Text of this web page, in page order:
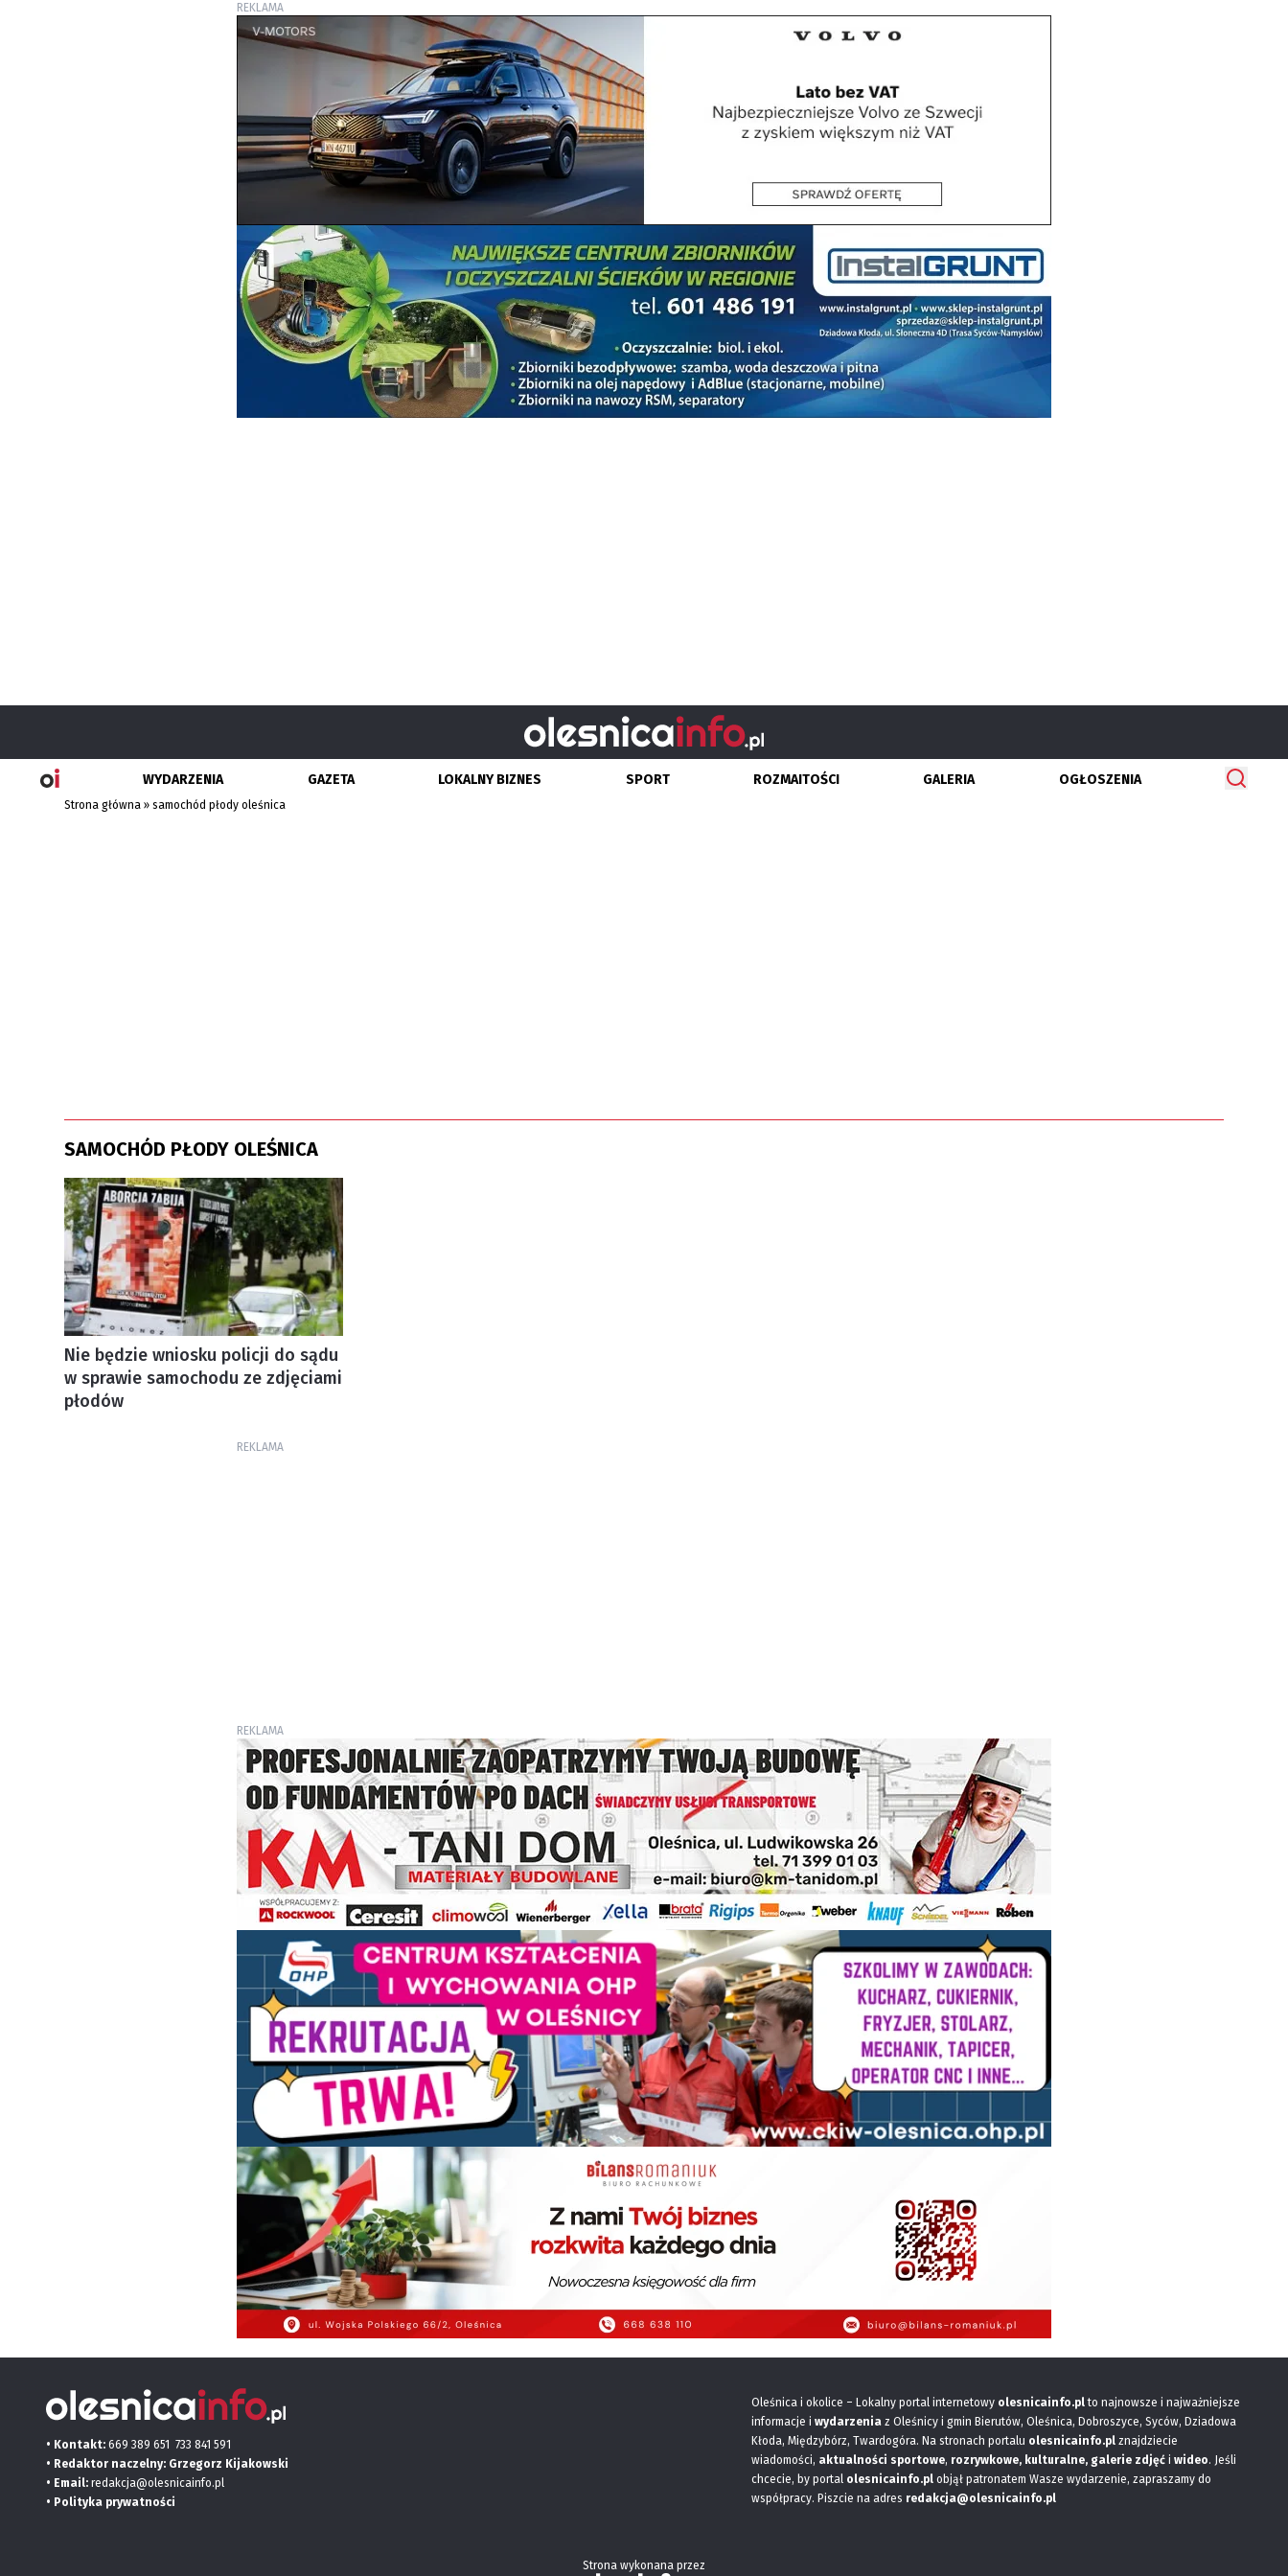
REKLAMA
WYDARZENIA GAZETA LOKALNY BIZNES SPORT ROZMAITOŚCI GALERIA OGŁOSZENIA
Strona główna »samochód płody oleśnica
SAMOCHÓD PŁODY OLEŚNICA
Nie będzie wniosku policji do sądu
w sprawie samochodu ze zdjęciami
płodów
REKLAMA
REKLAMA
• Kontakt: 669 389 651 733 841 591
• Redaktor naczelny: Grzegorz Kijakowski
• Email: redakcja@olesnicainfo.pl
• Polityka prywatności
Oleśnica i okolice – Lokalny portal internetowy olesnicainfo.plto najnowsze i najważniejsze
informacje i wydarzenia z Oleśnicy i gmin Bierutów, Oleśnica, Dobroszyce, Syców, Dziadowa
Kłoda, Międzybórz, Twardogóra. Na stronach portalu olesnicainfo.pl znajdziecie
wiadomości, aktualności sportowe, rozrywkowe, kulturalne, galerie zdjęć i wideo. Jeśli
chcecie, by portal olesnicainfo.pl objął patronatem Wasze wydarzenie, zapraszamy do
współpracy. Piszcie na adres redakcja@olesnicainfo.pl
Strona wykonana przez